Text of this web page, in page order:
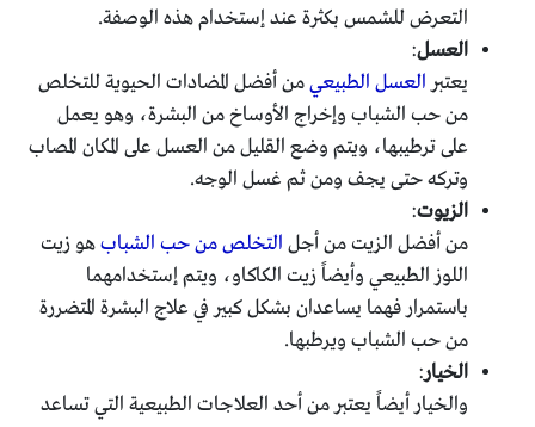
التعرض للشمس بكثرة عند إستخدام هذه الوصفة.
العسل:
يعتبر العسل الطبيعيمن أفضل المضادات الحيوية للتخلص
من حب الشباب وإخراج الأوساخ من البشرة، وهو يعمل
على ترطيبها، ويتم وضع القليل من العسل على المكان المصاب
وتركه حتى يجف ومن ثم غسل الوجه.
الزيوت:
من أفضل الزيت من أجل التخلص من حب الشبابهو زيت
اللوز الطبيعي وأيضاً زيت الكاكاو، ويتم إستخدامهما
باستمرار فهما يساعدان بشكل كبير في علاج البشرة المتضررة
من حب الشباب ويرطبها.
الخيار:
والخيار أيضاً يعتبر من أحد العلاجات الطبيعية التي تساعد